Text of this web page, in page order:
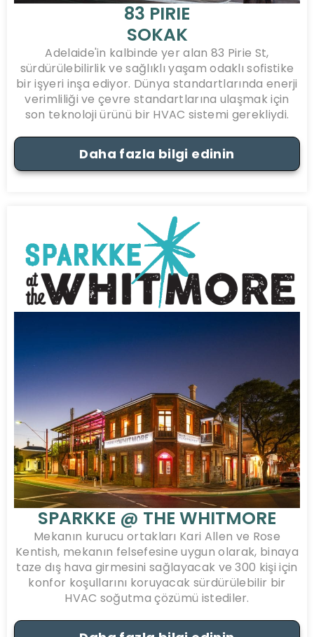
83 PIRIE
SOKAK
Adelaide'in kalbinde yer alan 83 Pirie St,
sürdürülebilirlik ve sağlıklı yaşam odaklı sofistike
bir işyeri inşa ediyor. Dünya standartlarında enerji
verimliliği ve çevre standartlarına ulaşmak için
son teknoloji ürünü bir HVAC sistemi gerekliydi.
Daha fazla bilgi edinin
SPARKKE @ THE WHITMORE
Mekanın kurucu ortakları Kari Allen ve Rose
Kentish, mekanın felsefesine uygun olarak, binaya
taze dış hava girmesini sağlayacak ve 300 kişi için
konfor koşullarını koruyacak sürdürülebilir bir
HVAC soğutma çözümü istediler.